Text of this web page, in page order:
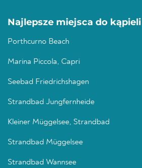
Najlepsze miejsca do kąpieli
Porthcurno Beach
Marina Piccola, Capri
Seebad Friedrichshagen
Strandbad Jungfernheide
Kleiner Müggelsee, Strandbad
Strandbad Müggelsee
Strandbad Wannsee